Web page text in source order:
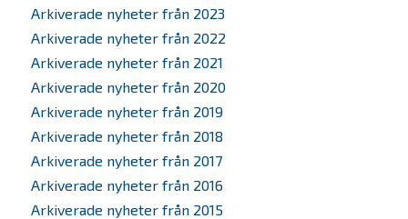
Scaleup
Om oss
Bolagen
Alumner
Investera
Arkiverade nyheter från 2023
Arkiverade nyheter från 2022
Arkiverade nyheter från 2021
Arkiverade nyheter från 2020
Arkiverade nyheter från 2019
Arkiverade nyheter från 2018
Arkiverade nyheter från 2017
Arkiverade nyheter från 2016
Arkiverade nyheter från 2015